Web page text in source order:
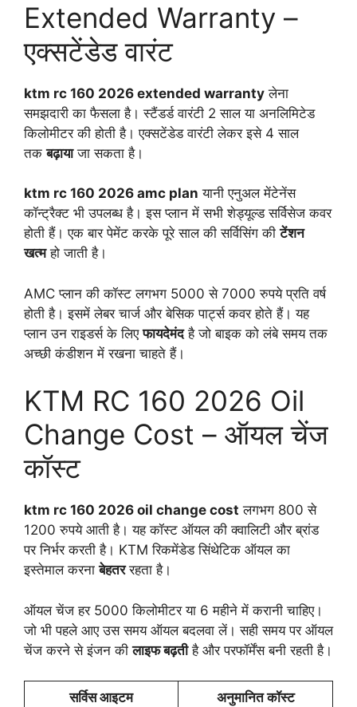
Extended Warranty –
एक्सटेंडेड वारंट
ktm rc 160 2026 extended warranty लेना
समझदारी का फैसला है। स्टैंडर्ड वारंटी 2 साल या अनलिमिटेड
किलोमीटर की होती है। एक्सटेंडेड वारंटी लेकर इसे 4 साल
तकबढ़ायाजा सकता है।
ktm rc 160 2026 amc plan यानी एनुअल मेंटेनेंस
कॉन्ट्रैक्ट भी उपलब्ध है। इस प्लान में सभी शेड्यूल्ड सर्विसेज कवर
होती हैं। एक बार पेमेंट करके पूरे साल की सर्विसिंग कीटेंशन
खत्महो जाती है।
AMC प्लान की कॉस्ट लगभग 5000 से 7000 रुपये प्रति वर्ष
होती है। इसमें लेबर चार्ज और बेसिक पार्ट्स कवर होते हैं। यह
प्लान उन राइडर्स के लिएफायदेमंदहै जो बाइक को लंबे समय तक
अच्छी कंडीशन में रखना चाहते हैं।
KTM RC 160 2026 Oil
Change Cost – ऑयल चेंज
कॉस्ट
ktm rc 160 2026 oil change cost लगभग 800 से
1200 रुपये आती है। यह कॉस्ट ऑयल की क्वालिटी और ब्रांड
पर निर्भर करती है। KTM रिकमेंडेड सिंथेटिक ऑयल का
इस्तेमाल करनाबेहतररहता है।
ऑयल चेंज हर 5000 किलोमीटर या 6 महीने में करानी चाहिए।
जो भी पहले आए उस समय ऑयल बदलवा लें। सही समय पर ऑयल
चेंज करने से इंजन कीलाइफ बढ़तीहै और परफॉर्मेंस बनी रहती है।
सर्विस आइटम अनुमानित कॉस्ट